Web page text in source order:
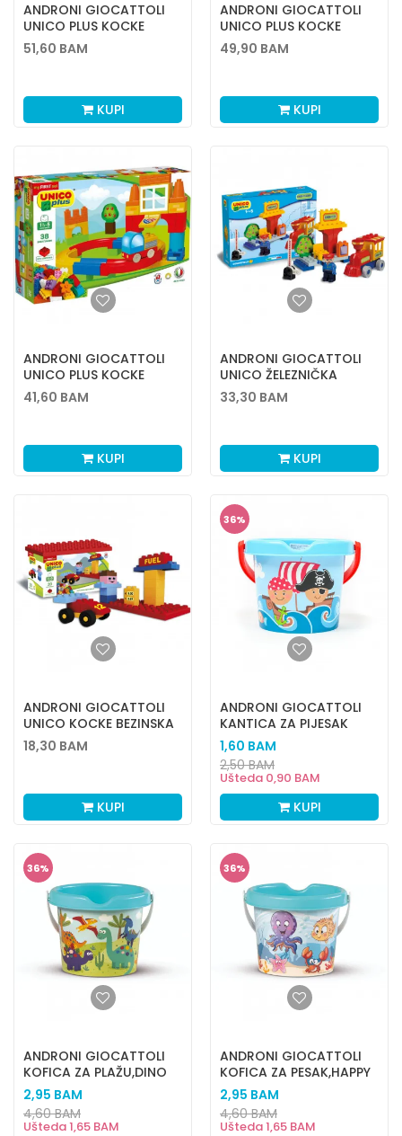
ANDRONI GIOCATTOLI
UNICO PLUS KOCKE
SLOVA,BROJEVI
51,60 BAM
KUPI
ANDRONI GIOCATTOLI
UNICO PLUS KOCKE
SAOBRAĆAJ
49,90 BAM
KUPI
ANDRONI GIOCATTOLI
UNICO PLUS KOCKE
KRUŽNI PUT
41,60 BAM
KUPI
ANDRONI GIOCATTOLI
UNICO ŽELEZNIČKA
STANICA 20 EL
33,30 BAM
KUPI
ANDRONI GIOCATTOLI
UNICO KOCKE BEZINSKA
STANICA
18,30 BAM
KUPI
36%
ANDRONI GIOCATTOLI
KANTICA ZA PIJESAK
MALA PIRATI
1,60 BAM
Ušteda 0,90 BAM
2,50BAM
KUPI
36%
ANDRONI GIOCATTOLI
KOFICA ZA PLAŽU,DINO
2,95 BAM
Ušteda1,65 BAM
4,60BAM
36%
ANDRONI GIOCATTOLI
KOFICA ZA PESAK,HAPPY
FISH
2,95 BAM
Ušteda1,65 BAM
4,60BAM